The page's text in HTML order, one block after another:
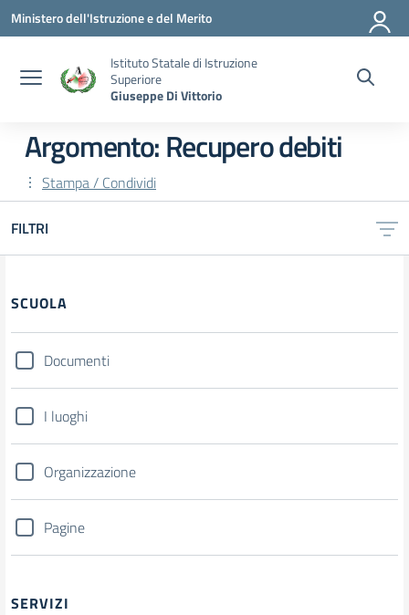
Vai ai contenuti
Vai al menu di navigazione
Vai al footer
Ministero dell'Istruzione e del Merito
Istituto Statale di Istruzione
Superiore
Giuseppe Di Vittorio
Argomento: Recupero debiti
Stampa / Condividi
FILTRI
SCUOLA
Documenti
I luoghi
Organizzazione
Pagine
SERVIZI